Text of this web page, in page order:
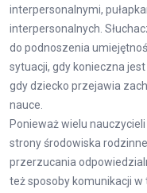
interpersonalnymi,
interpersonalnych.
do podnoszenia
sytuacji, gdy konieczna
gdy dziecko przejawia
nauce.
Ponieważ wielu
strony środowiska
przerzucania
też sposoby komunikacji w